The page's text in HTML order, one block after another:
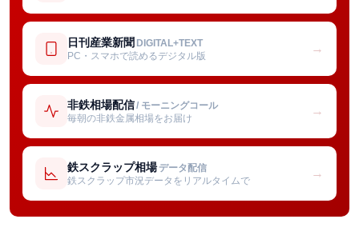
日刊産業新聞 DIGITAL+TEXT
PC・スマホで読めるデジタル版
→
非鉄相場配信/ モーニングコール
毎朝の非鉄金属相場をお届け
→
鉄スクラップ相場 データ配信
鉄スクラップ市況データをリアルタイムで
→